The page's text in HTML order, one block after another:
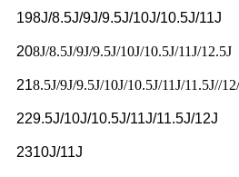
198J/8.5J/9J/9.5J/10J/10.5J/11J
208J/8.5J/9J/9.5J/10J/10.5J/11J/12.5J
218.5J/9J/9.5J/10J/10.5J/11J/11.5J//
229.5J/10J/10.5J/11J/11.5J/12J
2310J/11J